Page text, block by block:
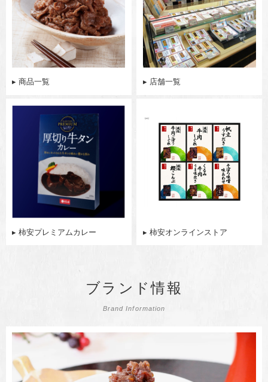
▸ 商品一覧 ▸ 店舗一覧
▸ 柿安プレミアムカレー ▸ 柿安オンラインストア
ブランド情報
Brand Information